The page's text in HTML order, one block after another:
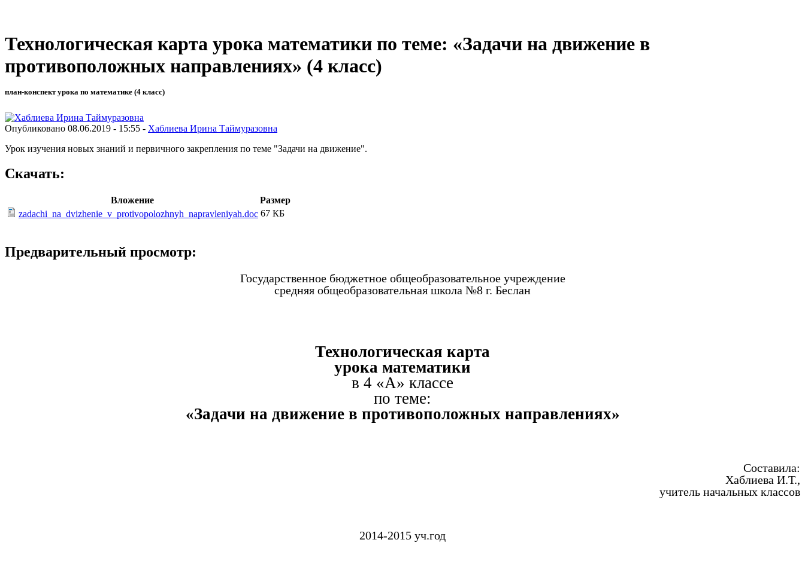
Технологическая карта урока математики по теме: «Задачи на движение в
противоположных направлениях» (4 класс)
план-конспект урока по математике (4 класс)
Опубликовано 08.06.2019 - 15:55 - Хаблиева Ирина Таймуразовна
Урок изучения новых знаний и первичного закрепления по теме "Задачи на движение".
Скачать:
Вложение
Размер
zadachi_na_dvizhenie_v_protivopolozhnyh_napravleniyah.doc 67 КБ
Предварительный просмотр:
Государственное бюджетное общеобразовательное учреждение
средняя общеобразовательная школа №8 г. Беслан
Технологическая карта
урока математики
в 4 «А» классе
по теме:
«Задачи на движение в противоположных направлениях»
Составила:
Хаблиева И.Т.,
учитель начальных классов
2014-2015 уч.год